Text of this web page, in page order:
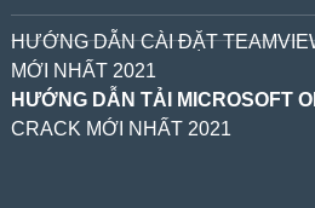
HƯỚNG DẪN CÀI ĐẶT
MỚI NHẤT 2021
HƯỚNG DẪN TẢI MICROSOFT
CRACK MỚI NHẤT 2021